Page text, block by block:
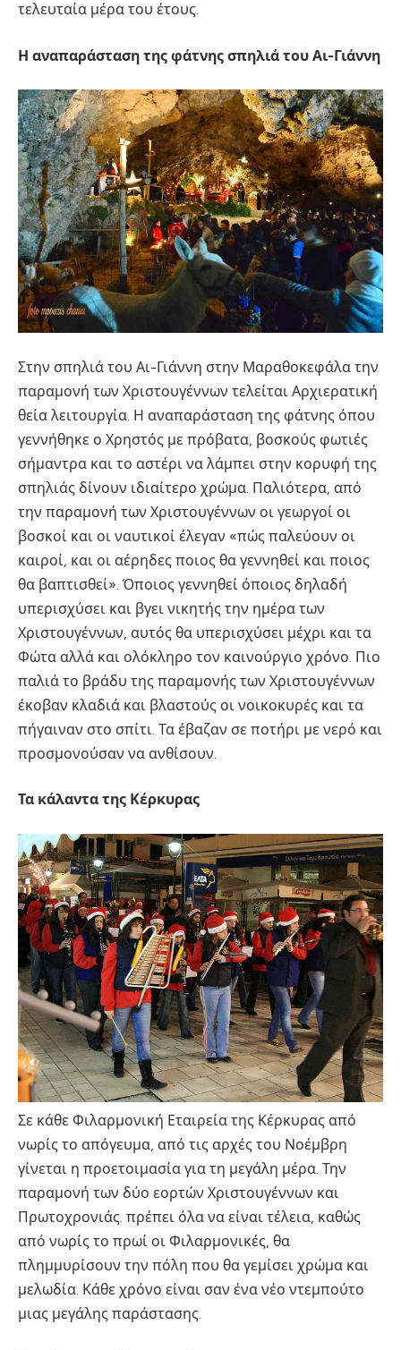
τελευταία μέρα του έτους.
Η αναπαράσταση της φάτνης σπηλιά του Αι-Γιάννη
Στην σπηλιά του Αι-Γιάννη στην Μαραθοκεφάλα την
παραμονή των Χριστουγέννων τελείται Αρχιερατική
θεία λειτουργία. Η αναπαράσταση της φάτνης όπου
γεννήθηκε ο Χρηστός με πρόβατα, βοσκούς φωτιές
σήμαντρα και το αστέρι να λάμπει στην κορυφή της
σπηλιάς δίνουν ιδιαίτερο χρώμα. Παλιότερα, από
την παραμονή των Χριστουγέννων οι γεωργοί οι
βοσκοί και οι ναυτικοί έλεγαν «πώς παλεύουν οι
καιροί, και οι αέρηδες ποιος θα γεννηθεί και ποιος
θα βαπτισθεί». Όποιος γεννηθεί όποιος δηλαδή
υπερισχύσει και βγει νικητής την ημέρα των
Χριστουγέννων, αυτός θα υπερισχύσει μέχρι και τα
Φώτα αλλά και ολόκληρο τον καινούργιο χρόνο. Πιο
παλιά το βράδυ της παραμονής των Χριστουγέννων
έκοβαν κλαδιά και βλαστούς οι νοικοκυρές και τα
πήγαιναν στο σπίτι. Τα έβαζαν σε ποτήρι με νερό και
προσμονούσαν να ανθίσουν.
Τα κάλαντα της Κέρκυρας
Σε κάθε Φιλαρμονική Εταιρεία της Κέρκυρας από
νωρίς το απόγευμα, από τις αρχές του Νοέμβρη
γίνεται η προετοιμασία για τη μεγάλη μέρα. Την
παραμονή των δύο εορτών Χριστουγέννων και
Πρωτοχρονιάς. πρέπει όλα να είναι τέλεια, καθώς
από νωρίς το πρωί οι Φιλαρμονικές, θα
πλημμυρίσουν την πόλη που θα γεμίσει χρώμα και
μελωδία. Κάθε χρόνο είναι σαν ένα νέο ντεμπούτο
μιας μεγάλης παράστασης.